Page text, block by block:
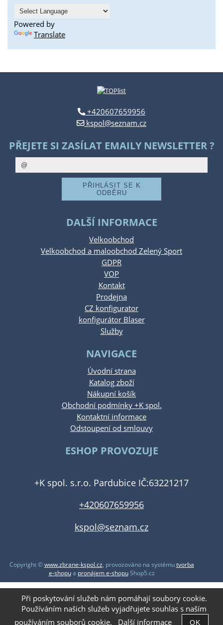
Powered by
Translate
+420607659956
kspol@seznam.cz
PŘEJETE SI ZASÍLAT EMAILY NEWSLETTER ?
DALŠÍ INFORMACE
Velkoobchod
Velkoobchod a maloobchod Zelený Sport
GDPR
VOP
Kontakt
Prodejna
CZ konfigurator
konfigurátor Blaser
Služby
NAVIGACE
Úvodní strana
Katalog zboží
Nákupní košík
Obchodní podmínky +K spol.
Kontaktní informace
Odstoupení od smlouvy
ESHOP PROVOZUJE
+K spol. s.r.o. Pardubice IČ:63221217
+420607659956
kspol@seznam.cz
Copyright ©www.zbrane-kspol.cz, provozováno na systémutvorba
e-shopua pronájem e-shopuShop5.cz
Při poskytování služeb nám pomáhají soubory cookie.
Používáním našich služeb vyjadřujete souhlas s naším
používáním souborů cookie. Další informace